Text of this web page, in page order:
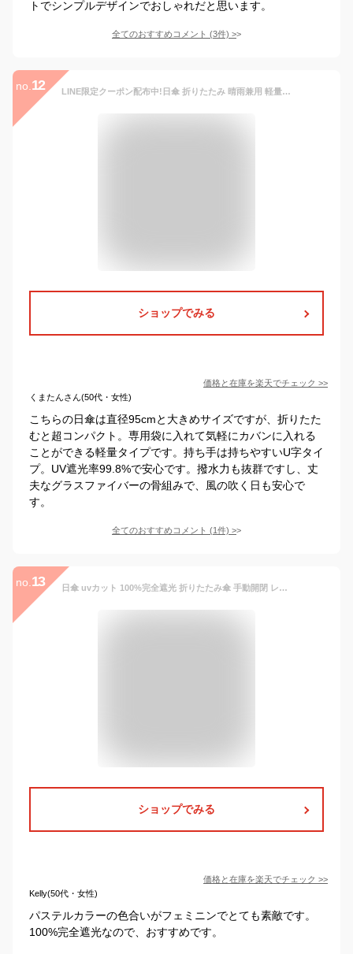
トでシンプルデザインでおしゃれだと思います。
全てのおすすめコメント (3件) >
no. 12 LINE限定クーポン配布中!日傘 折りたたみ 晴雨兼用 軽量 uvカット UPF50+ UVカット率99%以上 折りたたみ傘 遮光 遮熱 完全遮光 折り畳み かさ 傘 ピンク かわいい 母の日 レディース 送料無料 ギフト プレゼント 雨傘 日傘兼用 暑さ対策 熱中症対策 ひんやり
ショップでみる
価格と在庫を楽天でチェック >>
くまたんさん(50代・女性)
こちらの日傘は直径95cmと大きめサイズですが、折りたた
むと超コンパクト。専用袋に入れて気軽にカバンに入れる
ことができる軽量タイプです。持ち手は持ちやすいU字タイ
プ。UV遮光率99.8%で安心です。撥水力も抜群ですし、丈
夫なグラスファイバーの骨組みで、風の吹く日も安心で
す。
全てのおすすめコメント (1件) >
no. 13 日傘 uvカット 100%完全遮光 折りたたみ傘 手動開閉 レディース メンズ 晴雨兼用 折り畳み傘 軽量 晴雨傘 8本骨 五つ折 シンプル 折れにくい 遮熱 耐風 軽量 日よけ対策 コンパクト 収納ポーチ付き 可愛い 高温対策 旅行用
ショップでみる
価格と在庫を楽天でチェック >>
Kelly(50代・女性)
パステルカラーの色合いがフェミニンでとても素敵です。
100%完全遮光なので、おすすめです。